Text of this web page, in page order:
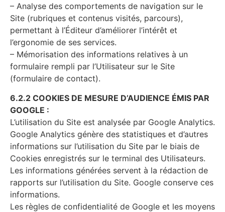
– Analyse des comportements de navigation sur le
Site (rubriques et contenus visités, parcours),
permettant à l’Éditeur d’améliorer l’intérêt et
l’ergonomie de ses services.
– Mémorisation des informations relatives à un
formulaire rempli par l’Utilisateur sur le Site
(formulaire de contact).
6.2.2 COOKIES DE MESURE D’AUDIENCE ÉMIS PAR
GOOGLE :
L’utilisation du Site est analysée par Google Analytics.
Google Analytics génère des statistiques et d’autres
informations sur l’utilisation du Site par le biais de
Cookies enregistrés sur le terminal des Utilisateurs.
Les informations générées servent à la rédaction de
rapports sur l’utilisation du Site. Google conserve ces
informations.
Les règles de confidentialité de Google et les moyens